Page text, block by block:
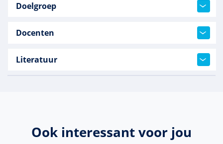
Doelgroep
Docenten
Literatuur
Ook interessant voor jou